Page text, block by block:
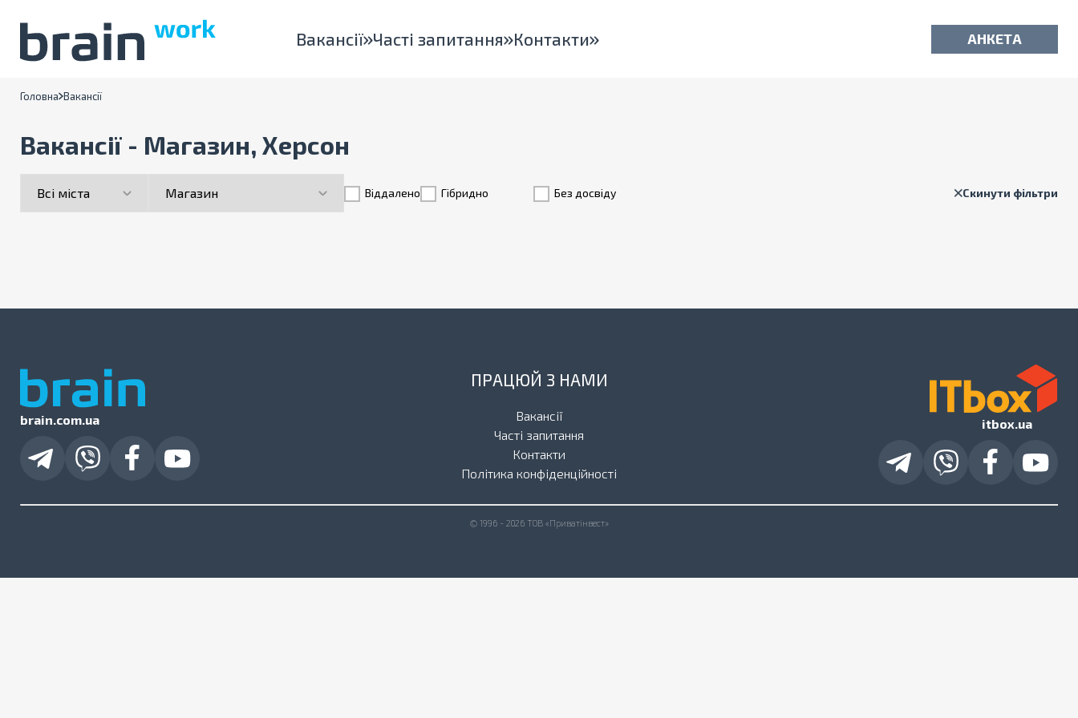
Вакансії Часті запитання Контакти АНКЕТА
Головна Вакансії
Вакансії - Магазин, Херсон
Віддалено Гiбридно Без досвіду Скинути фільтри
brain.com.ua
ПРАЦЮЙ З НАМИ
Вакансії
Часті запитання
Контакти
Політика конфіденційності
itbox.ua
© 1996 - 2026 ТОВ «Приватінвест»